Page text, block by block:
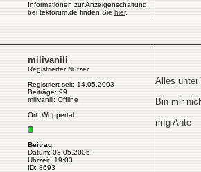
Informationen zur Anzeigenschaltung
bei tektorum.de finden Sie hier.
milivanili
Registrierter Nutzer
Registriert seit: 14.05.2003
Beiträge: 99
milivanili: Offline
Ort: Wuppertal
Beitrag
Datum: 08.05.2005
Uhrzeit: 19:03
ID: 8693
Alles unter
Bin mir
mfg Ante